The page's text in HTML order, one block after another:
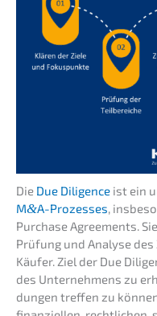
Die Due Diligence ist ein
M&A-Prozesses,
Purcha­se Agree­ments.
Prüfung und Analy­se
Käufer. Ziel der Due
des Unter­neh­mens zu
dun­gen treffen zu